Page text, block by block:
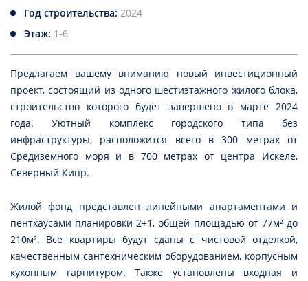
Год строительства: 2024
Этаж: 1-6
Предлагаем вашему вниманию новый инвестиционный
проект, состоящий из одного шестиэтажного жилого блока,
строительство которого будет завершено в марте 2024
года. Уютный комплекс городского типа без
инфраструктуры, расположится всего в 300 метрах от
Средиземного моря и в 700 метрах от центра Искеле,
Северный Кипр.
Жилой фонд представлен линейными апартаментами и
пентхаусами планировки 2+1, общей площадью от 77м² до
210м². Все квартиры будут сданы с чистовой отделкой,
качественным сантехническим оборудованием, корпусным
кухонным гарнитуром. Также установлены входная и